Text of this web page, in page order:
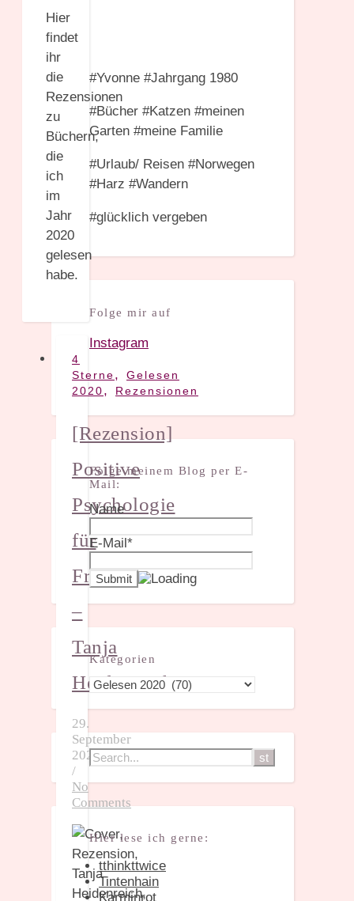
Hier
findet
ihr
die
Rezensionen
zu
Büchern,
die
ich
im
Jahr
2020
gelesen
habe.
4
Sterne, Gelesen
2020, Rezensionen
[Rezension]
Positive
Psychologie
für
Frauen
–
Tanja
Heidenreich
29.
September
2020
/
No
Comments
#Yvonne #Jahrgang 1980
#Bücher #Katzen #meinen
Garten #meine Familie
#Urlaub/ Reisen #Norwegen
#Harz #Wandern
#glücklich vergeben
Folge mir auf
Instagram
Folge meinem Blog per E-
Mail:
Name
E-Mail*
Kategorien
Kategorien
Hier lese ich gerne:
tthinkttwice
Tintenhain
Karminrot